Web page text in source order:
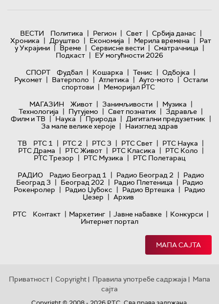
ВЕСТИ Политика | Регион | Свет | Србија данас |
Хроника | Друштво | Економија | Мерила времена | Рат
у Украјини | Време | Сервисне вести | Сматрачница |
Подкаст | ЕУ могућности 2026
СПОРТ
Фудбал | Кошарка | Тенис | Одбојка |
Рукомет | Ватерполо | Атлетика | Ауто-мото | Остали
спортови | Меморијал РТС
МАГАЗИН
Живот | Занимљивости | Музика |
Технологијa | Путујемо | Свет познатих | Здравље |
Филм и ТВ | Наука | Природа | Дигитални предузетник |
За мале велике хероје | Наизглед здрав
ТВ
РТС 1 | РТС 2 | РТС 3 | РТС Свет | РТС Наука |
РТС Драма | РТС Живот | РТС Класика | РТС Коло |
РТС Трезор | РТС Музика | РТС Полетарац
РАДИО
Радио Београд 1 | Радио Београд 2 | Радио
Београд 3 | Београд 202 | Радио Плетеница | Радио
Рокенролер | Радио Џубокс | Радио Вртешка | Радио
Џезер | Архив
РТС
Контакт | Маркетинг | Јавне набавке | Конкурси |
Интернет портал
МАПА САЈТА
Приватност | Copyright | Правила употребе садржаја | Мапа
сајта